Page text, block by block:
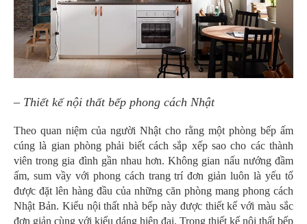
– Thiết kế nội thất bếp phong cách Nhật
Theo quan niệm của người Nhật cho rằng một phòng bếp ấm
cúng là gian phòng phải biết cách sắp xếp sao cho các thành
viên trong gia đình gần nhau hơn. Không gian nấu nướng đầm
ấm, sum vầy với phong cách trang trí đơn giản luôn là yếu tố
được đặt lên hàng đầu của những căn phòng mang phong cách
Nhật Bản. Kiểu nội thất nhà bếp này được thiết kế với màu sắc
đơn giản cùng với kiểu dáng hiện đại. Trong thiết kế nội thất bếp